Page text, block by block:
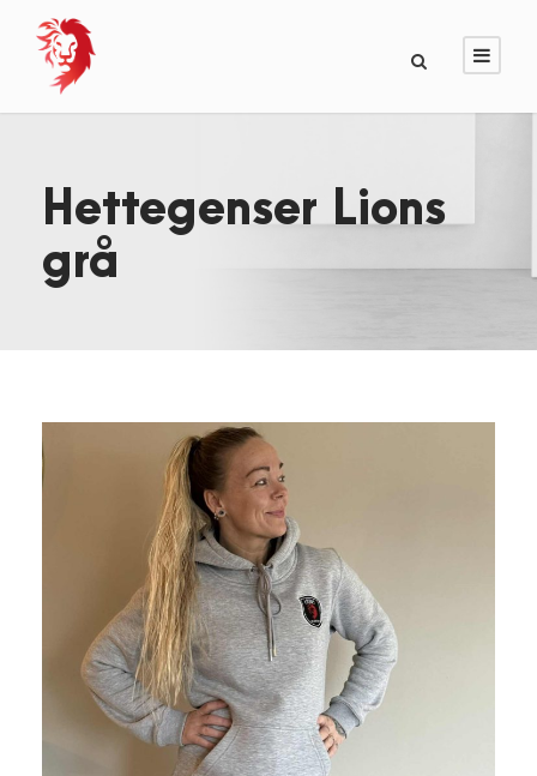
Hettegenser Lions
grå